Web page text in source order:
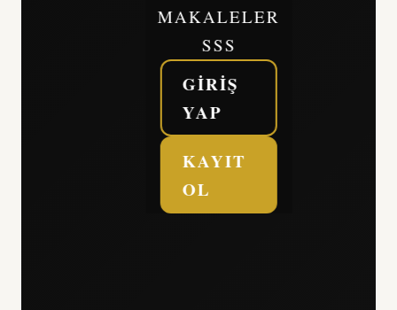
MAKALELER
SSS
GIRIŞ
YAP
KAYIT
OL